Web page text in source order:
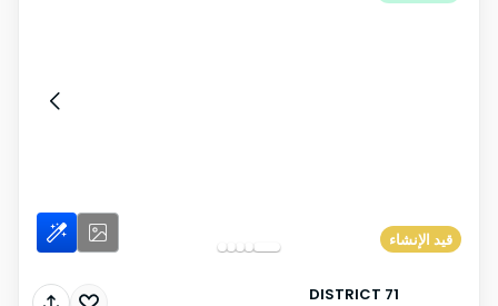
قيد الإنشاء
71 DISTRICT